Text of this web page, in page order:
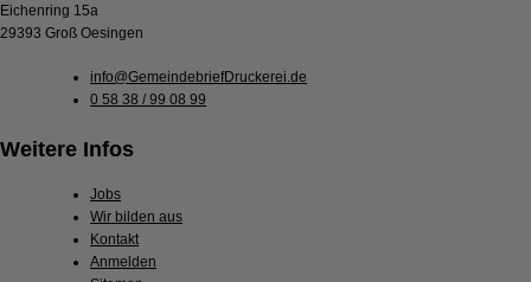
Eichenring 15a
29393 Groß Oesingen
info@GemeindebriefDruckerei.de
0 58 38 / 99 08 99
Weitere Infos
Jobs
Wir bilden aus
Kontakt
Anmelden